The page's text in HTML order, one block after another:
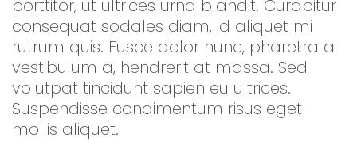
porttitor, ut ultrices urna blandit. Curabitur
consequat sodales diam, id aliquet mi
rutrum quis. Fusce dolor nunc, pharetra a
vestibulum a, hendrerit at massa. Sed
volutpat tincidunt sapien eu ultrices.
Suspendisse condimentum risus eget
mollis aliquet.